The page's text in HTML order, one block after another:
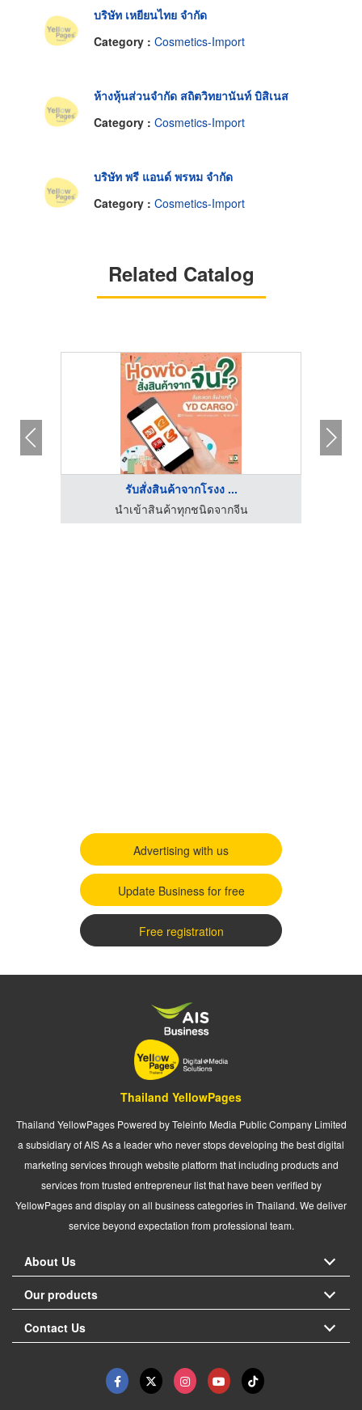
บริษัท เหยียนไทย จำกัด
Category : Cosmetics-Import
ห้างหุ้นส่วนจำกัด สถิตวิทยานันท์ บิสิเนส
Category : Cosmetics-Import
บริษัท พรี แอนด์ พรหม จำกัด
Category : Cosmetics-Import
Related Catalog
รับสั่งสินค้าจากโรงง ...
นำเข้าสินค้าทุกชนิดจากจีน
Advertising with us
Update Business for free
Free registration
Thailand YellowPages
Thailand YellowPages Powered by Teleinfo Media Public Company Limited
a subsidiary of AIS As a leader who never stops developing the best digital
marketing services through website platform that including products and
services from trusted entrepreneur list that have been verified by
YellowPages and display on all business categories in Thailand. We deliver
service beyond expectation from professional team.
About Us
Our products
Contact Us